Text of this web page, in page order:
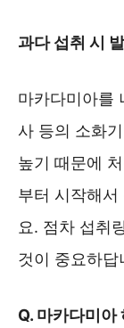
과다 섭취 시
마카다미아를
사 등의 소화
높기 때문에
부터 시작해
요. 점차 섭취
것이 중요하답
Q. 마카다미아